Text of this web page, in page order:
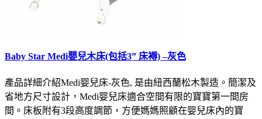
Baby Star Medi嬰兒木床(包括3” 床褥) –灰色
產品詳細介紹Medi婴兒床-灰色, 是由紐西蘭松木製造。簡潔及
省地方尺寸設計，Medi婴兒床適合空間有限的寶寶第一間房
間。床板附有3段高度調節，方便媽媽照顧在婴兒床內的寶